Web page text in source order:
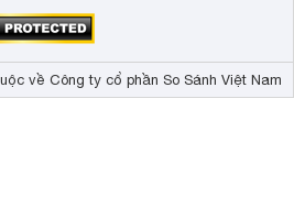
về Công ty cổ phần So Sánh Việt Nam